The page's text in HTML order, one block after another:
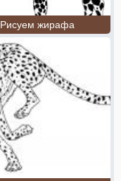
Рисуем жирафа